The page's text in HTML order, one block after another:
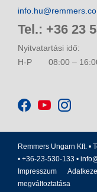
Tel.: +36 23
Nyitvatartási idő:
H-P
08:00 –
Remmers Ungarn Kft. •
• +36-23-530-133 •
Impresszum
megváltoztatása